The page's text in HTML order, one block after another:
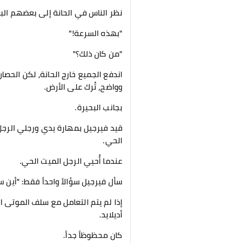
نظر الناس في الحانة إلى بعضهم
"بهذه السرعة!"
"من كان ذلك؟"
اندفع الجميع خارج الحانة، لكن
وواضح، تُرك على الأرض.
بجانب البحيرة.
قيد فيرجيل بمهارة يدي ورجلي
الحي.
عندما أُحيي الرجل الميت الحي.
سأل فيرجيل سؤالاً واحداً فقط:
إذا لم يتم التعامل مع سلف الموتى
أديلايد.
كان محظوظاً جداً.